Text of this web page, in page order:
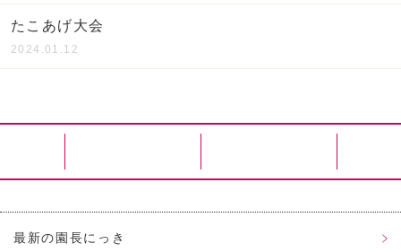
最新の園長にっき
2024.01.12
たこあげ大会